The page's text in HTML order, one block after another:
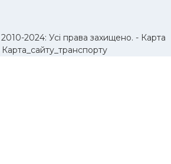
2024: Усі права захищено. - Карта
Карта_сайту_транспорту